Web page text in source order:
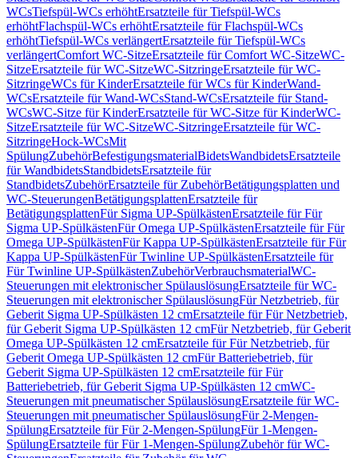
WCsTiefspül-WCs erhöhtErsatzteile für Tiefspül-WCs
erhöhtFlachspül-WCs erhöhtErsatzteile für Flachspül-WCs
erhöhtTiefspül-WCs verlängertErsatzteile für Tiefspül-WCs
verlängertComfort WC-SitzeErsatzteile für Comfort WC-SitzeWC-
SitzeErsatzteile für WC-SitzeWC-SitzringeErsatzteile für WC-
SitzringeWCs für KinderErsatzteile für WCs für KinderWand-
WCsErsatzteile für Wand-WCsStand-WCsErsatzteile für Stand-
WCsWC-Sitze für KinderErsatzteile für WC-Sitze für KinderWC-
SitzeErsatzteile für WC-SitzeWC-SitzringeErsatzteile für WC-
SitzringeHock-WCsMit
SpülungZubehörBefestigungsmaterialBidetsWandbidetsErsatzteile
für WandbidetsStandbidetsErsatzteile für
StandbidetsZubehörErsatzteile für ZubehörBetätigungsplatten und
WC-SteuerungenBetätigungsplattenErsatzteile für
BetätigungsplattenFür Sigma UP-SpülkästenErsatzteile für Für
Sigma UP-SpülkästenFür Omega UP-SpülkästenErsatzteile für Für
Omega UP-SpülkästenFür Kappa UP-SpülkästenErsatzteile für Für
Kappa UP-SpülkästenFür Twinline UP-SpülkästenErsatzteile für
Für Twinline UP-SpülkästenZubehörVerbrauchsmaterialWC-
Steuerungen mit elektronischer SpülauslösungErsatzteile für WC-
Steuerungen mit elektronischer SpülauslösungFür Netzbetrieb, für
Geberit Sigma UP-Spülkästen 12 cmErsatzteile für Für Netzbetrieb,
für Geberit Sigma UP-Spülkästen 12 cmFür Netzbetrieb, für Geberit
Omega UP-Spülkästen 12 cmErsatzteile für Für Netzbetrieb, für
Geberit Omega UP-Spülkästen 12 cmFür Batteriebetrieb, für
Geberit Sigma UP-Spülkästen 12 cmErsatzteile für Für
Batteriebetrieb, für Geberit Sigma UP-Spülkästen 12 cmWC-
Steuerungen mit pneumatischer SpülauslösungErsatzteile für WC-
Steuerungen mit pneumatischer SpülauslösungFür 2-Mengen-
SpülungErsatzteile für Für 2-Mengen-SpülungFür 1-Mengen-
SpülungErsatzteile für Für 1-Mengen-SpülungZubehör für WC-